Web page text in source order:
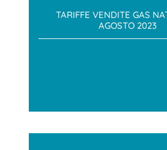
TARIFFE VENDITE GAS
AGOSTO 2023